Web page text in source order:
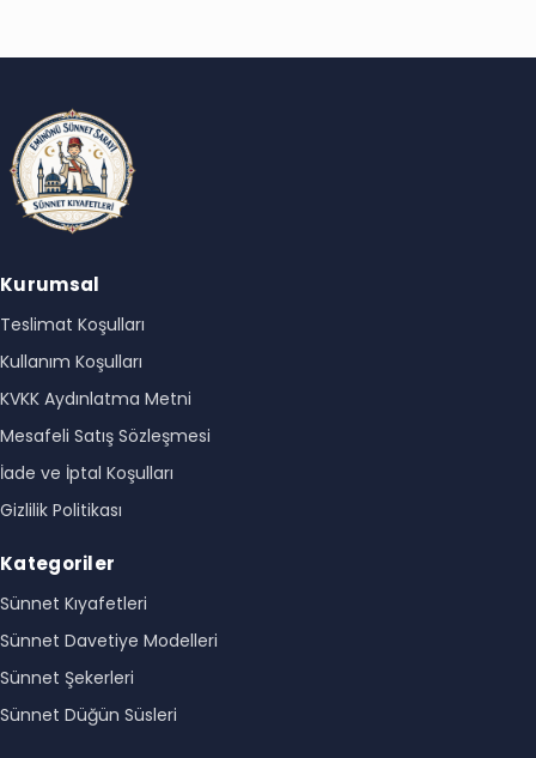
Kurumsal
Teslimat Koşulları
Kullanım Koşulları
KVKK Aydınlatma Metni
Mesafeli Satış Sözleşmesi
İade ve İptal Koşulları
Gizlilik Politikası
Kategoriler
Sünnet Kıyafetleri
Sünnet Davetiye Modelleri
Sünnet Şekerleri
Sünnet Düğün Süsleri